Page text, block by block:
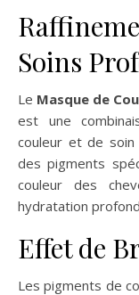
Soins
Le Masque de
est une
couleur et de soin
des pigments
couleur des
hydratation
Effet de
Les pigments de